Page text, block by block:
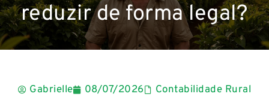
reduzir de forma legal?
Gabrielle 08/07/2026 Contabilidade Rural